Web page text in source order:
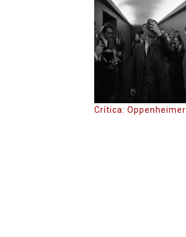
Crítica: Oppenheimer